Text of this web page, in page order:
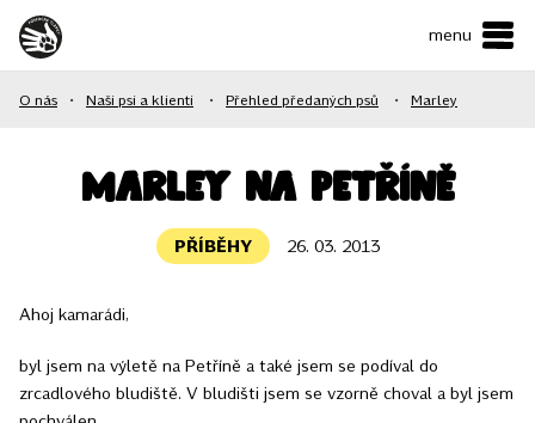
menu
O NÁS
NAŠE SLUŽBY
JAK MŮŽETE POMOCI?
E-shop
O nás • Naši psi a klienti • Přehled předaných psů • Marley
Marley na Petříně
PŘÍBĚHY 26. 03. 2013
Ahoj kamarádi,
byl jsem na výletě na Petříně a také jsem se podíval do
zrcadlového bludiště. V bludišti jsem se vzorně choval a byl jsem